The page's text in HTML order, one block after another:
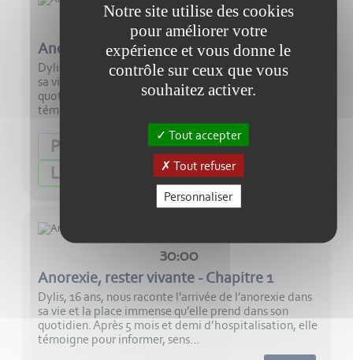
40:00
Anorexie, rester vivante - Chapitre 2
Dylis, 16 ans, nous raconte l’arrivée de l’anorexie dans
sa vie et la place immense qu’elle prend dans son
quotidien. Après 5 mois et demi d’hospitalisation, elle
témoigne pour informer, sens...
Psychologie
Santé
Lot-et-Garonne
30:00
Anorexie, rester vivante - Chapitre 1
Dylis, 16 ans, nous raconte l’arrivée de l’anorexie dans
sa vie et la place immense qu’elle prend dans son
quotidien. Après 5 mois et demi d’hospitalisation, elle
témoigne pour informer, sens...
Notre site utilise des cookies
pour améliorer votre
expérience et vous donne le
contrôle sur ceux que vous
souhaitez activer.
Tout accepter
Tout refuser
Personnaliser